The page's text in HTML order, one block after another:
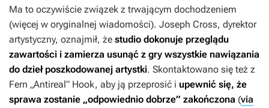
Ma to oczywiście związek z trwającym dochodzeniem
(więcej w oryginalnej wiadomości). Joseph Cross, dyrektor
artystyczny, oznajmił, że studio dokonuje przeglądu
zawartości i zamierza usunąć z gry wszystkie nawiązania
do dzieł poszkodowanej artystki. Skontaktowano się też z
Fern „Antireal” Hook, aby ją przeprosić i upewnić się, że
sprawa zostanie „odpowiednio dobrze” zakończona (via